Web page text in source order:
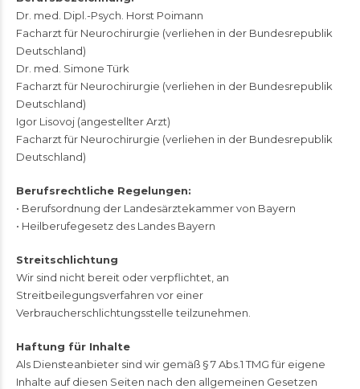
Dr. med. Dipl.-Psych. Horst Poimann
Facharzt für Neurochirurgie (verliehen in der Bundesrepublik
Deutschland)
Dr. med. Simone Türk
Facharzt für Neurochirurgie (verliehen in der Bundesrepublik
Deutschland)
Igor Lisovoj (angestellter Arzt)
Facharzt für Neurochirurgie (verliehen in der Bundesrepublik
Deutschland)
Berufsrechtliche Regelungen:
• Berufsordnung der Landesärztekammer von Bayern
• Heilberufegesetz des Landes Bayern
Streitschlichtung
Wir sind nicht bereit oder verpflichtet, an
Streitbeilegungsverfahren vor einer
Verbraucherschlichtungsstelle teilzunehmen.
Haftung für Inhalte
Als Diensteanbieter sind wir gemäß § 7 Abs.1 TMG für eigene
Inhalte auf diesen Seiten nach den allgemeinen Gesetzen